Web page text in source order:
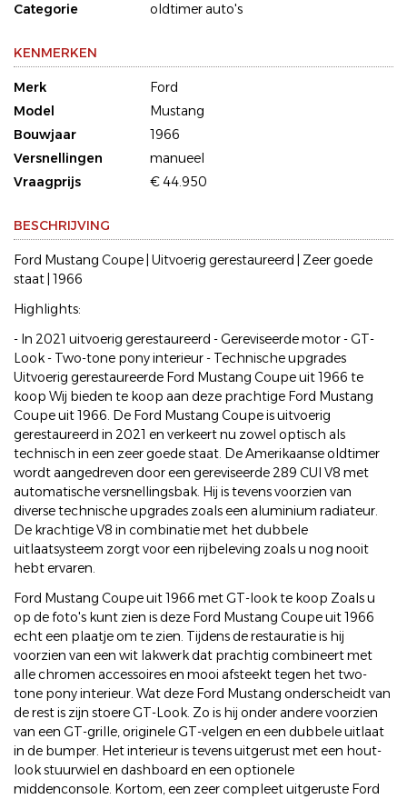
Categorie
oldtimer auto's
KENMERKEN
Merk
Ford
Model
Mustang
Bouwjaar
1966
Versnellingen
manueel
Vraagprijs
€ 44.950
BESCHRIJVING
Ford Mustang Coupe | Uitvoerig gerestaureerd | Zeer goede
staat | 1966
Highlights:
- In 2021 uitvoerig gerestaureerd - Gereviseerde motor - GT-
Look - Two-tone pony interieur - Technische upgrades
Uitvoerig gerestaureerde Ford Mustang Coupe uit 1966 te
koop Wij bieden te koop aan deze prachtige Ford Mustang
Coupe uit 1966. De Ford Mustang Coupe is uitvoerig
gerestaureerd in 2021 en verkeert nu zowel optisch als
technisch in een zeer goede staat. De Amerikaanse oldtimer
wordt aangedreven door een gereviseerde 289 CUI V8 met
automatische versnellingsbak. Hij is tevens voorzien van
diverse technische upgrades zoals een aluminium radiateur.
De krachtige V8 in combinatie met het dubbele
uitlaatsysteem zorgt voor een rijbeleving zoals u nog nooit
hebt ervaren.
Ford Mustang Coupe uit 1966 met GT-look te koop Zoals u
op de foto's kunt zien is deze Ford Mustang Coupe uit 1966
echt een plaatje om te zien. Tijdens de restauratie is hij
voorzien van een wit lakwerk dat prachtig combineert met
alle chromen accessoires en mooi afsteekt tegen het two-
tone pony interieur. Wat deze Ford Mustang onderscheidt van
de rest is zijn stoere GT-Look. Zo is hij onder andere voorzien
van een GT-grille, originele GT-velgen en een dubbele uitlaat
in de bumper. Het interieur is tevens uitgerust met een hout-
look stuurwiel en dashboard en een optionele
middenconsole. Kortom, een zeer compleet uitgeruste Ford